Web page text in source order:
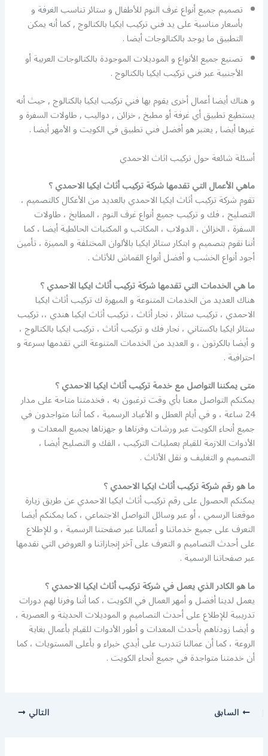
تصميم جميع أنواع غرف النوم للأطفال و ستائر تناسب الغرفة و
بأسعار مناسبة على يد فني تركيب ايكيا بالكتالوج , كما أنه يمكن
التطبيق ما يوجد بالكتالوجات أيضا .
تصنيع جميع الأنواع و الموديلات الموجودة بالكتالوجات العربية أو
الأجنبية عبر فني تركيب ايكيا بالكتالوج .
و هناك أيضا أعمال أخرى يقوم بها فني تركيب ايكيا بالكتالوج , حيث أنه
يستطيع تطبيق أي غرفة أو مطبخ , خزائن , دواليب , طاولات السفرة و
غيرها أيضا , يعتبر هو أفضل فني تطبيق في الكويت و الأمهر أيضا .
أسئلة شائعة حول تركيب اثاث الاحمدي
ماهي الأعمال التي تقدمها شركة تركيب أثاث ايكيا الاحمدي ؟
تقوم شركة تركيب أثاث ايكيا الاحمدي بالعديد من الأعكال كالتصميم ،
التصليح ، فك و تركيب جميع أنواع غرف النوم ، المطابخ ، طاولات
السفرة ، الخزائن ، الدولاب ، المكاتب و المكتبات الحائطية أيضا ، كما
أننا نقوم بتصميم و ابتكار ستائر ايكيا بالألوان المختلفة و المميزة ، تأمين
أجود أنواع الخشب و أفضل أنواع القماش للأثاث .
ما هي الخدمات التي تقدمها شركة تركيب أثاث ايكيا الاحمدي ؟
هناك العديد من الخدمات المتنوعة و المبهرة ك تركيب أثاث ايكيا
الاحمدي ، تركيب ستائر ، نجار أثاث ، تركيب أثاث ايكيا هندي ،، تركيب
ستائر ايكيا باكستاني ، نجار فك و تركيب أثاث ، تركيب ايكيا بالكتالوج ،
و أيضا بالكرتون ، و العديد من الخدمات المتنوعة التي تقدمها بسرعة و
احترافية .
متى يمكننا التواصل مع خدمة تركيب أثاث ايكيا الاحمدي ؟
يمكنكم التواصل معنا بأي وقت ترغبون به ، فخدمتنا متاحة على مدار
24 ساعة ، و في أيام العطل و الأعياد الرسمية ، كما أننا متواجدون في
جميع أنحاء الكويت عبر ورشات وفرناها و جهزناها بجميع المعدات و
الأدوات اللازمة للقيام بعمليات التركيب ، الفك و التصليح أيضا ،
التصميم و التغليف و نقل الأثاث .
ما هو رقم شركة تركيب أثاث ايكيا الاحمدي ؟
يمكنكم الحصول على رقم تركيب أثاث ايكيا الاحمدي عن طريق زيارة
موقعنا الرسمي ، أو عبر وسائل التواصل الاجتماعي ، كما يمكنكم أيضا
التعرف على جميع خدماتنا و أعمالنا عبر صفحتنا الرسمية ، و للإطلاع
على أحدث التصاميم و التعرف على آخر إنجازاتنا و العروض التي نقدمها
عبر صفحاتنا الرسمية .
ما هو الكادر الذي يعمل في شركة تركيب أثاث ايكيا الاحمدي ؟
يعمل لدينا أفضل و أمهر العمال في الكويت ، كما أننا وفرنا لهم دورات
تدريبية للإطلاع على أحدث التصاميم و الموديلات الحديثة و العصرية ،
و أيضا زودناهم بأحدث المعدات و أطور الأدوات للقيام بأعمال بغاية
الروعة ، كما أن عمالنا تتدرب على أيدي خبراء و بأعلى المستويات ، كما
أن خدمتنا متواجدة في جميع أنحاء الكويت .
السابق التالي